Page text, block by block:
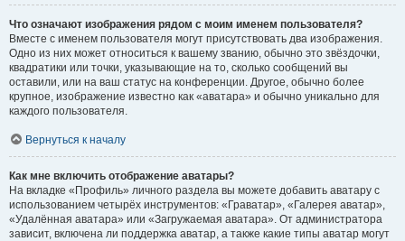
Что означают изображения рядом с моим именем пользователя?
Вместе с именем пользователя могут присутствовать два изображения.
Одно из них может относиться к вашему званию, обычно это звёздочки,
квадратики или точки, указывающие на то, сколько сообщений вы
оставили, или на ваш статус на конференции. Другое, обычно более
крупное, изображение известно как «аватара» и обычно уникально для
каждого пользователя.
Вернуться к началу
Как мне включить отображение аватары?
На вкладке «Профиль» личного раздела вы можете добавить аватару с
использованием четырёх инструментов: «Граватар», «Галерея аватар»,
«Удалённая аватара» или «Загружаемая аватара». От администратора
зависит, включена ли поддержка аватар, а также какие типы аватар могут